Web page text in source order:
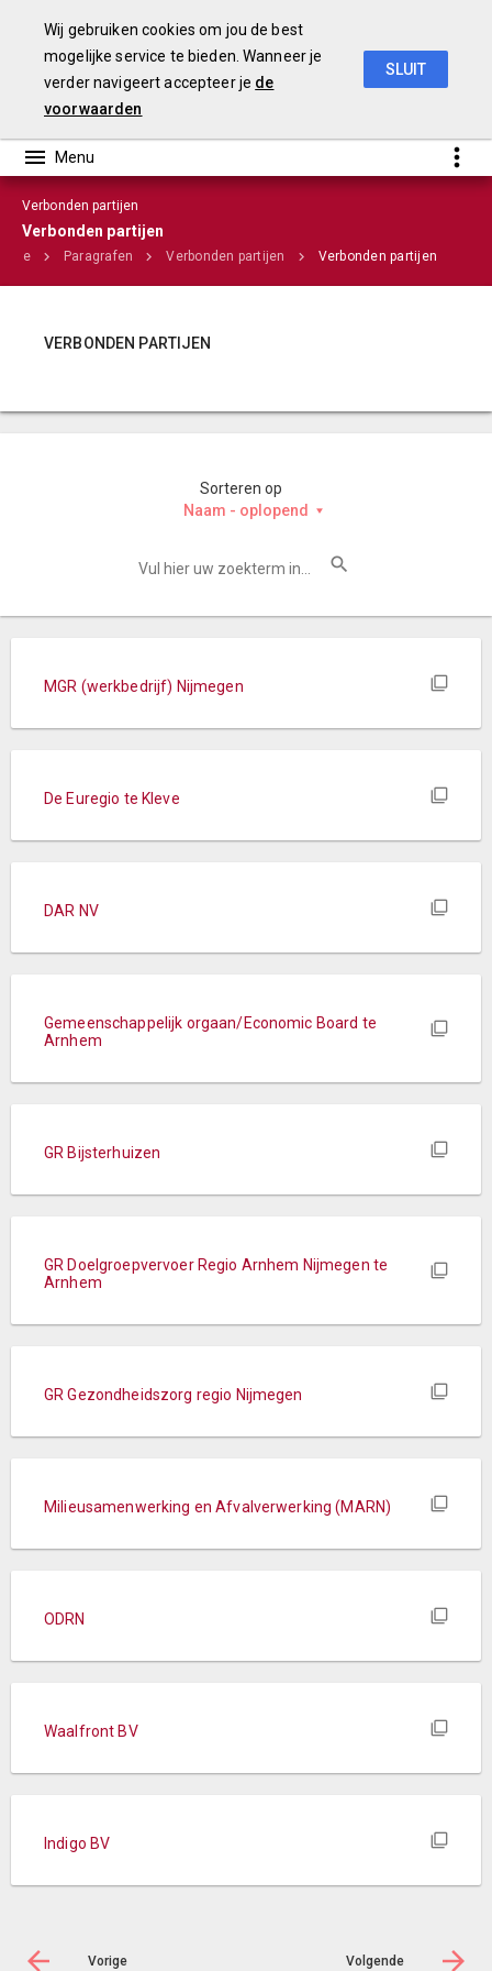
Infographic
Verbonden partijen
Verbonden partijen
Paragrafen Verbonden partijen Verbonden partijen
VERBONDEN PARTIJEN
Sorteren op
Naam - oplopend
MGR (werkbedrijf) Nijmegen
De Euregio te Kleve
DAR NV
Gemeenschappelijk orgaan/Economic Board te
Arnhem
GR Bijsterhuizen
GR Doelgroepvervoer Regio Arnhem Nijmegen te
Arnhem
GR Gezondheidszorg regio Nijmegen
Milieusamenwerking en Afvalverwerking (MARN)
ODRN
Waalfront BV
Indigo BV
Vorige Volgende
Wij gebruiken cookies om jou de best
mogelijke service te bieden. Wanneer je
verder navigeert accepteer je de
voorwaarden
SLUIT